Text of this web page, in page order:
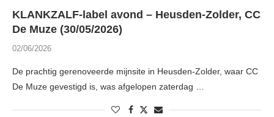
KLANKZALF-label avond – Heusden-Zolder, CC
De Muze (30/05/2026)
02/06/2026
De prachtig gerenoveerde mijnsite in Heusden-Zolder, waar CC
De Muze gevestigd is, was afgelopen zaterdag …